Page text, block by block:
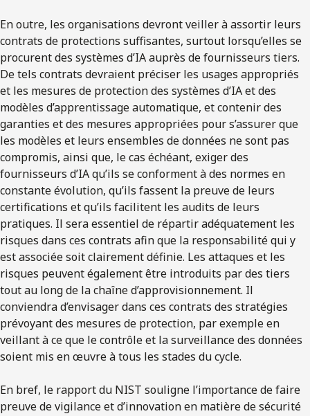
En outre, les organisations devront veiller à assortir leurs
contrats de protections suffisantes, surtout lorsqu’elles se
procurent des systèmes d’IA auprès de fournisseurs tiers.
De tels contrats devraient préciser les usages appropriés
et les mesures de protection des systèmes d’IA et des
modèles d’apprentissage automatique, et contenir des
garanties et des mesures appropriées pour s’assurer que
les modèles et leurs ensembles de données ne sont pas
compromis, ainsi que, le cas échéant, exiger des
fournisseurs d’IA qu’ils se conforment à des normes en
constante évolution, qu’ils fassent la preuve de leurs
certifications et qu’ils facilitent les audits de leurs
pratiques. Il sera essentiel de répartir adéquatement les
risques dans ces contrats afin que la responsabilité qui y
est associée soit clairement définie. Les attaques et les
risques peuvent également être introduits par des tiers
tout au long de la chaîne d’approvisionnement. Il
conviendra d’envisager dans ces contrats des stratégies
prévoyant des mesures de protection, par exemple en
veillant à ce que le contrôle et la surveillance des données
soient mis en œuvre à tous les stades du cycle.
En bref, le rapport du NIST souligne l’importance de faire
preuve de vigilance et d’innovation en matière de sécurité